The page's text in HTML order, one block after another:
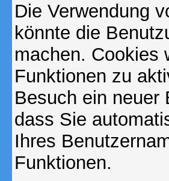
Die Verwendung
könnte die
machen. Cookies
Funktionen zu
Besuch ein neuer
dass Sie
Ihres
Funktionen.